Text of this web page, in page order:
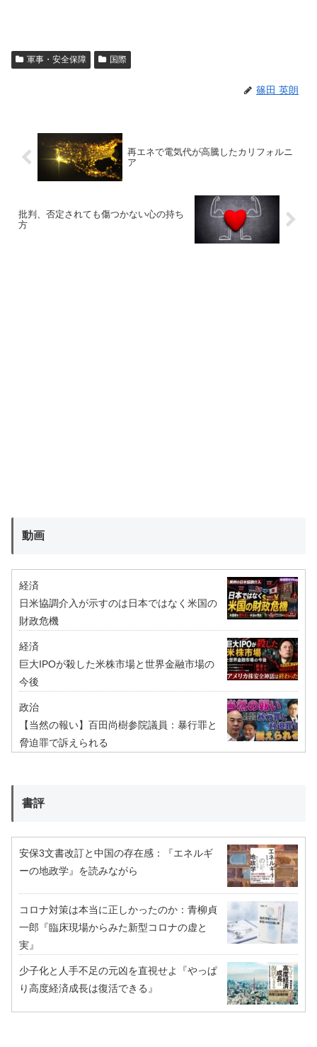
軍事・安全保障 国際
篠田 英朗
再エネで電気代が高騰したカリフォルニ
ア
批判、否定されても傷つかない心の持ち
方
動画
経済
日米協調介入が示すのは日本ではなく米国の
財政危機
経済
巨大IPOが殺した米株市場と世界金融市場の
今後
政治
【当然の報い】百田尚樹参院議員：暴行罪と
脅迫罪で訴えられる
書評
安保3文書改訂と中国の存在感：『エネルギ
ーの地政学』を読みながら
コロナ対策は本当に正しかったのか：青柳貞
一郎『臨床現場からみた新型コロナの虚と
実』
少子化と人手不足の元凶を直視せよ『やっぱ
り高度経済成長は復活できる』